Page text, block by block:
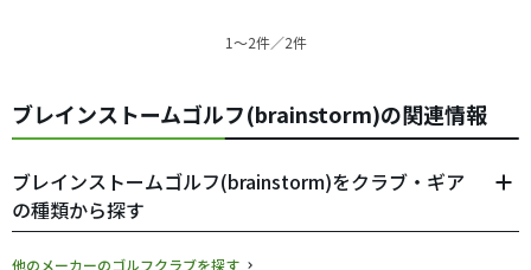
1〜2件／2件
ブレインストームゴルフ(brainstorm)の関連情報
ブレインストームゴルフ(brainstorm)をクラブ・ギア
の種類から探す
他のメーカーのゴルフクラブを探す